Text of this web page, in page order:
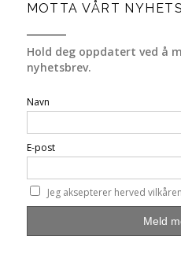
MOTTA VÅRT
Hold deg oppdatert ved å
nyhetsbrev.
Navn
E-post
Jeg aksepterer herved